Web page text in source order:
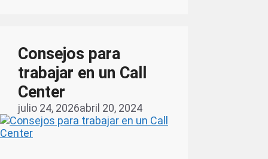
Consejos para
trabajar en un Call
Center
julio 24, 2026abril 20, 2024